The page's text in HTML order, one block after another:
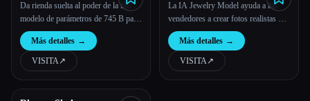
Da rienda suelta al poder de la IA:
modelo de parámetros de 745 B para
el chat, el código y la creatividad
Más detalles →
VISITA↗︎
La IA Jewelry Model ayuda a los
vendedores a crear fotos realistas de
modelos de joyas rápidamente
Más detalles →
VISITA↗︎